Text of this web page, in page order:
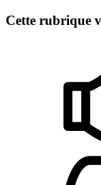
Cette rubrique